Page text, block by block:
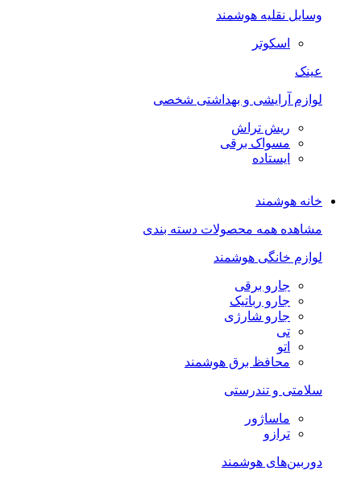
وسایل نقلیه هوشمند
اسکوتر
عینک
لوازم آرایشی و بهداشتی شخصی
ریش تراش
مسواک برقی
ایستاده
خانه هوشمند
مشاهده همه محصولات دسته بندی
لوازم خانگی هوشمند
جارو برقی
جارو رباتیک
جارو شارژی
تی
اتو
محافظ برق هوشمند
سلامتی و تندرستی
ماساژور
ترازو
دوربین‌های هوشمند